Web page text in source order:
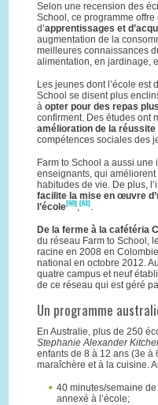
Selon une recension des
School, ce programme
d’apprentissages et
augmentation de la
meilleures connaissances
alimentation, en jardinage,
Les jeunes dont l’école est
School se disent plus
à opter pour des repas
confirment. Des études ont
amélioration de la
compétences sociales des
Farm to School a aussi
enseignants, qui
habitudes de vie. De plus,
facilite la mise en œuvre
l’école[60] ,[61] .
De la ferme à la cafétéria
du réseau Farm to School,
racine en 2008 en
national en octobre 2012.
quatre campus et neuf
de ce réseau qui est géré
Un programme
En Australie, plus de 250
Stephanie Alexander
enfants de 8 à 12 ans (3e à
maraîchère et à la cuisine.
40 minutes/semaine
annexé à l’école;